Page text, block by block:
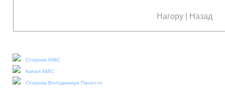
Нагору | Назад
Сторінка КМІС
Канал КМІС
Сторінка Володимира Паніотто